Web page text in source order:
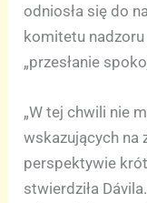
odniosła się do
komitetu
„przesłanie
„W tej chwili nie
wskazujących na
perspektywie
stwierdziła